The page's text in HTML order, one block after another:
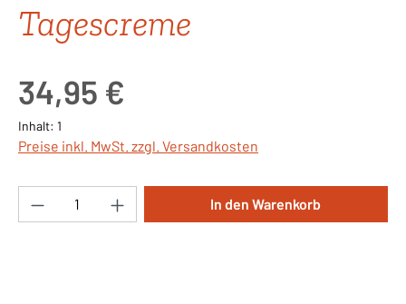
Tagescreme
34,95 €
Inhalt: 1
Preise inkl. MwSt. zzgl. Versandkosten
Produkt Anzahl: Gib den gewünschten
In den Warenkorb